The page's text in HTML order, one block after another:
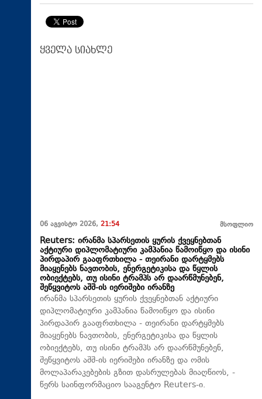
ყველა სიახლე
06 აგვისტო 2026, 21:54 მსოფლიო
Reuters: ირანმა სპარსეთის ყურის ქვეყნებთან
აქტიური დიპლომატიური კამპანია წამოიწყო და ისინი
პირდაპირ გააფრთხილა - თეირანი დარტყმებს
მიაყენებს ნავთობის, ენერგეტიკისა და წყლის
ობიექტებს, თუ ისინი ტრამპს არ დაარწმუნებენ,
შეწყვიტოს აშშ-ის იერიშები ირანზე
ირანმა სპარსეთის ყურის ქვეყნებთან აქტიური
დიპლომატიური კამპანია წამოიწყო და ისინი
პირდაპირ გააფრთხილა - თეირანი დარტყმებს
მიაყენებს ნავთობის, ენერგეტიკისა და წყლის
ობიექტებს, თუ ისინი ტრამპს არ დაარწმუნებენ,
შეწყვიტოს აშშ-ის იერიშები ირანზე და ომის
მოლაპარაკებების გზით დასრულებას მიაღწიოს, -
წერს საინფორმაციო სააგენტო Reuters-ი.